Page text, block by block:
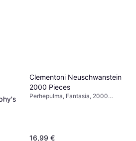
Clementoni Neuschwanstein
2000 Pieces
Perhepulma, Fantasia, 2000
16,99 €